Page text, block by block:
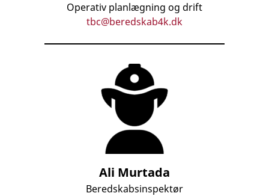
Operativ planlægning og drift
tbc@beredskab4k.dk
Ali Murtada
Beredskabsinspektør